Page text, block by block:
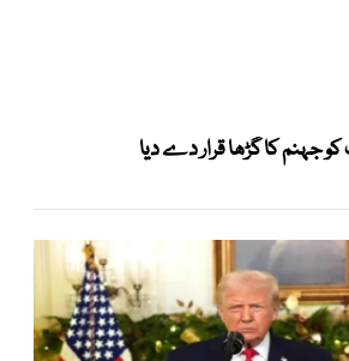
جہنم کا گڑھا قرار دے دیا